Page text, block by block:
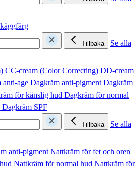
Tillbaka
Se alla
CC-cream (Color Correcting) DD-cream
anti-age Dagkräm anti-pigmentDagkräm
för känslig hud Dagkräm för normal
Dagkräm SPF
Tillbaka
Se alla
anti-pigmentNattkräm för fet och oren
Nattkräm för normal hud Nattkräm för